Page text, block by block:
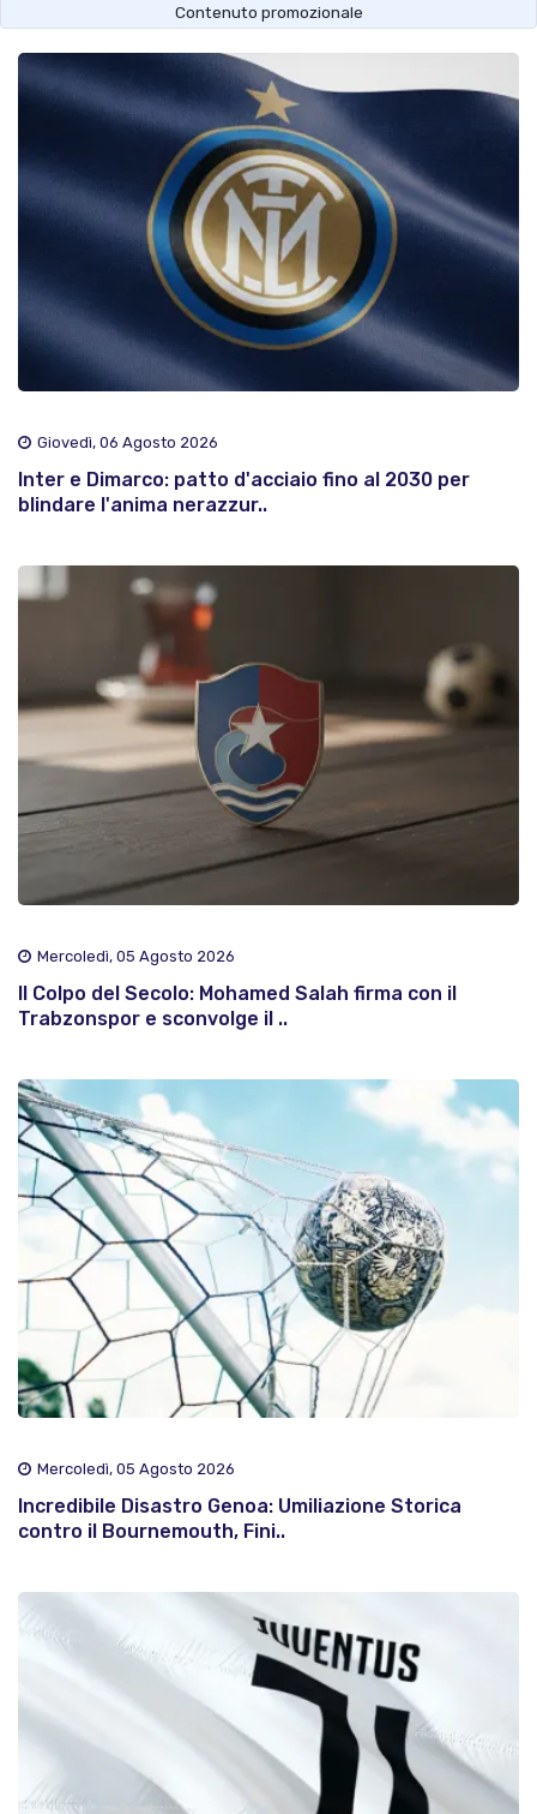
Contenuto promozionale
Giovedì, 06 Agosto 2026
Inter e Dimarco: patto d'acciaio fino al 2030 per
blindare l'anima nerazzur..
Mercoledì, 05 Agosto 2026
Il Colpo del Secolo: Mohamed Salah firma con il
Trabzonspor e sconvolge il ..
Mercoledì, 05 Agosto 2026
Incredibile Disastro Genoa: Umiliazione Storica
contro il Bournemouth, Fini..